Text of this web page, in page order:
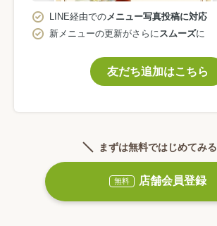
LINE経由での メニュー写真投稿に対応
新メニューの更新がさらに スムーズに
友だち追加はこちら
まずは無料ではじめてみる
無料 店舗会員登録